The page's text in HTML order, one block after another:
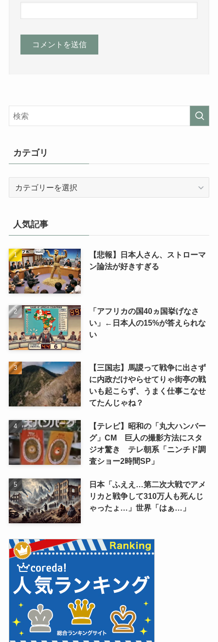
カテゴリ
人気記事
【悲報】日本人さん、ストローマ
ン論法が好きすぎる
「アフリカの国40ヵ国挙げなさ
い」←日本人の15%が答えられな
い
【三国志】馬謖って戦争に出さず
に内政だけやらせてりゃ街亭の戦
いも起こらず、うまく仕事こなせ
てたんじゃね？
【テレビ】昭和の「丸大ハンバー
グ」CM 巨人の撮影方法にスタ
ジオ驚き テレ朝系「ニンチド調
査ショー2時間SP」
日本「ふええ…第二次大戦でアメ
リカと戦争して310万人も死んじ
ゃったょ…」世界「はぁ…」